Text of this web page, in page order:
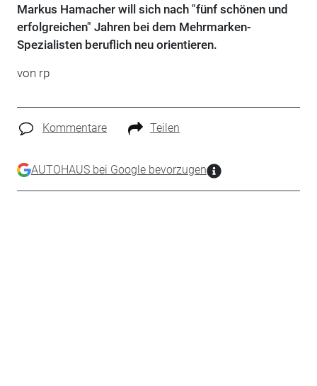
Markus Hamacher will sich nach "fünf schönen und
erfolgreichen" Jahren bei dem Mehrmarken-
Spezialisten beruflich neu orientieren.
von rp
Kommentare Teilen
AUTOHAUS bei Google bevorzugen